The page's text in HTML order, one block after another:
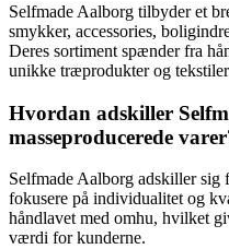
Selfmade Aalborg tilbyder et
smykker, accessories,
Deres sortiment spænder fra
unikke træprodukter og
Hvordan adskiller
masseproducerede
Selfmade Aalborg adskiller sig
fokusere på individualitet og
håndlavet med omhu, hvilket
værdi for kunderne.